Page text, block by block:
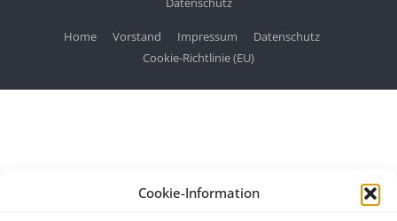
Cookie-Information
Home Vorstand Impressum
Datenschutz
Cookie-Richtlinie (EU)